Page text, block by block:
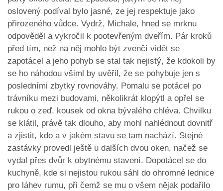
oslovený podíval bylo jasné, ze jej respektuje jako
přirozeného vůdce. Vydrž, Michale, hned se mrknu
odpověděl a vykročil k pootevřeným dveřím. Pár kroků
před tím, než na něj mohlo být zvenčí vidět se
zapotácel a jeho pohyb se stal tak nejistý, že kdokoli by
se ho náhodou všiml by uvěřil, že se pohybuje jen s
posledními zbytky rovnováhy. Pomalu se potácel po
trávníku mezi budovami, několikrát klopýtl a opřel se
rukou o zeď, kousek od okna bývalého chléva. Chvilku
se klátil, právě tak dlouho, aby mohl nahlédnout dovnitř
a zjistit, kdo a v jakém stavu se tam nachází. Stejné
zastávky provedl ještě u dalších dvou oken, načež se
vydal přes dvůr k obytnému stavení. Dopotácel se do
kuchyně, kde si nejistou rukou sáhl do ohromné lednice
pro láhev rumu, při čemž se mu o všem nějak podařilo